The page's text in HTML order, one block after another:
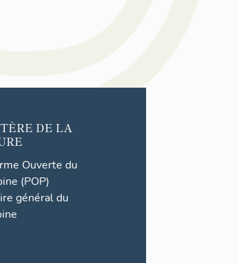
DE LA
Ouverte du
(POP)
général du